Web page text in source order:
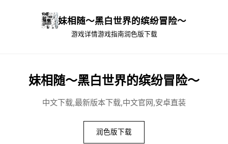
妹相随～黑白世界的缤纷冒险～
游戏详情游戏指南润色版下载
妹相随～黑白世界的缤纷冒险～
中文下载,最新版本下载,中文官网,安卓直装
润色版下载